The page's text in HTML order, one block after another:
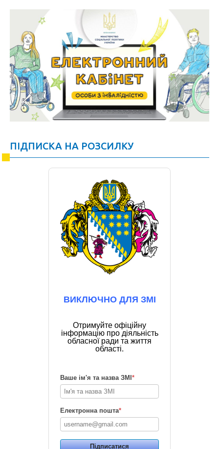
ПІДПИСКА НА РОЗСИЛКУ
ВИКЛЮЧНО ДЛЯ ЗМІ
Отримуйте офіційну
інформацію про діяльність
обласної ради та життя
області.
Ваше ім'я та назва ЗМІ *
Електронна пошта*
Підписатися